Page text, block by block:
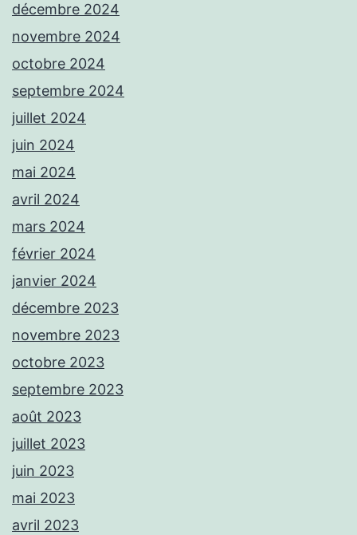
décembre 2024
novembre 2024
octobre 2024
septembre 2024
juillet 2024
juin 2024
mai 2024
avril 2024
mars 2024
février 2024
janvier 2024
décembre 2023
novembre 2023
octobre 2023
septembre 2023
août 2023
juillet 2023
juin 2023
mai 2023
avril 2023